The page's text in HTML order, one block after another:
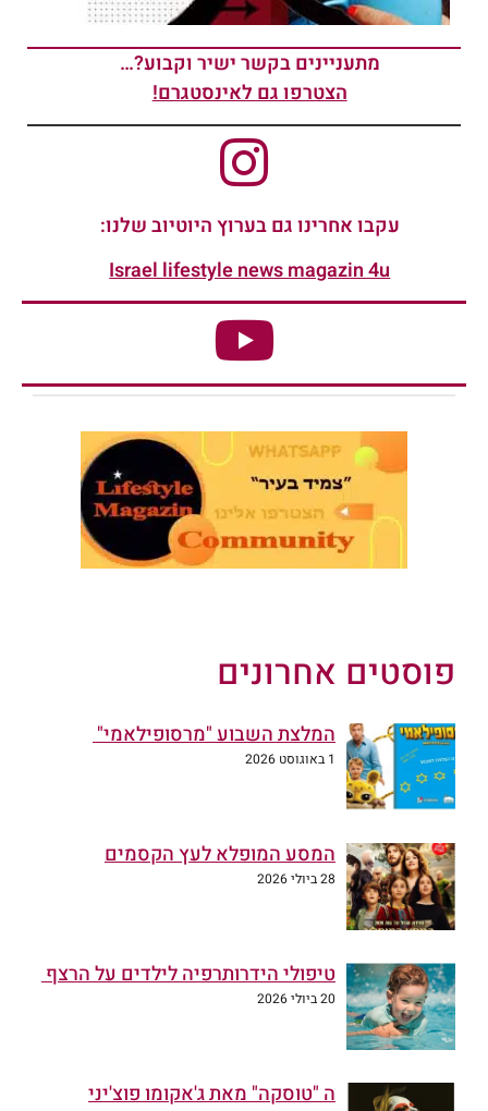
מתעניינים בקשר ישיר וקבוע?…
הצטרפו גם לאינסטגרם!
עקבו אחרינו גם בערוץ היוטיוב שלנו:
Israel lifestyle news magazin 4u
פוסטים אחרונים
המלצת השבוע "מרסופילאמי"
1 באוגוסט 2026
המסע המופלא לעץ הקסמים
28 ביולי 2026
טיפולי הידרותרפיה לילדים על הרצף
20 ביולי 2026
ה "טוסקה" מאת ג'אקומו פוצ'יני